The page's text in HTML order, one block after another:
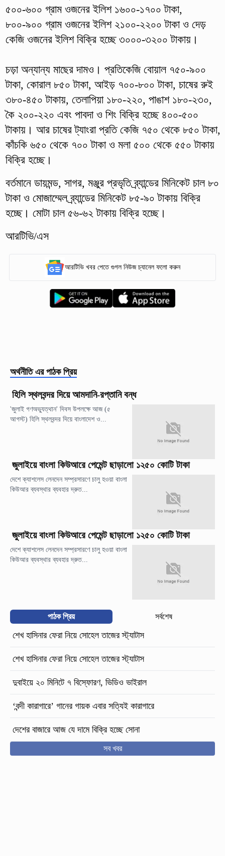
৫০০-৬০০ গ্রাম ওজনের ইলিশ ১৬০০-১৭০০ টাকা,
৮০০-৯০০ গ্রাম ওজনের ইলিশ ২১০০-২২০০ টাকা ও দেড়
কেজি ওজনের ইলিশ বিক্রি হচ্ছে ৩০০০-৩২০০ টাকায়।
চড়া অন্যান্য মাছের দামও। প্রতিকেজি বোয়াল ৭৫০-৯০০
টাকা, কোরাল ৮৫০ টাকা, আইড় ৭০০-৮০০ টাকা, চাষের রুই
৩৮০-৪৫০ টাকায়, তেলাপিয়া ১৮০-২২০, পাঙাশ ১৮০-২৩০,
কৈ ২০০-২২০ এবং পাবদা ও শিং বিক্রি হচ্ছে ৪০০-৫০০
টাকায়। আর চাষের ট্যাংরা প্রতি কেজি ৭৫০ থেকে ৮৫০ টাকা,
কাঁচকি ৬৫০ থেকে ৭০০ টাকা ও মলা ৫০০ থেকে ৫৫০ টাকায়
বিক্রি হচ্ছে।
বর্তমানে ডায়মন্ড, সাগর, মঞ্জুর প্রভৃতি ব্র্যান্ডের মিনিকেট চাল ৮০
টাকা ও মোজাম্মেল ব্র্যান্ডের মিনিকেট ৮৫-৯০ টাকায় বিক্রি
হচ্ছে। মোটা চাল ৫৬-৬২ টাকায় বিক্রি হচ্ছে।
আরটিভি/এস
আরটিভি খবর পেতে গুগল নিউজ চ্যানেল ফলো করুন
অর্থনীতি এর পাঠক প্রিয়
হিলি স্থলবন্দর দিয়ে আমদানি-রপ্তানি বন্ধ
'জুলাই গণঅভ্যুত্থান' দিবস উপলক্ষে আজ (৫
আগস্ট) হিলি স্থলবন্দর দিয়ে বাংলাদেশ ও...
জুলাইয়ে বাংলা কিউআরে পেমেন্ট ছাড়ালো ১২৫০ কোটি টাকা
দেশে ক্যাশলেস লেনদেন সম্প্রসারণে চালু হওয়া বাংলা
কিউআর ব্যবস্থার ব্যবহার দ্রুত...
জুলাইয়ে বাংলা কিউআরে পেমেন্ট ছাড়ালো ১২৫০ কোটি টাকা
দেশে ক্যাশলেস লেনদেন সম্প্রসারণে চালু হওয়া বাংলা
কিউআর ব্যবস্থার ব্যবহার দ্রুত...
পাঠক প্রিয় সর্বশেষ
শেখ হাসিনার ফেরা নিয়ে সোহেল তাজের স্ট্যাটাস
শেখ হাসিনার ফেরা নিয়ে সোহেল তাজের স্ট্যাটাস
দুবাইয়ে ২০ মিনিটে ৭ বিস্ফোরণ, ভিডিও ভাইরাল
‘বন্দী কারাগারে’ গানের গায়ক এবার সত্যিই কারাগারে
দেশের বাজারে আজ যে দামে বিক্রি হচ্ছে সোনা
সব খবর